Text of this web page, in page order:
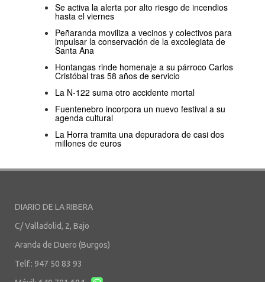
Se activa la alerta por alto riesgo de incendios
hasta el viernes
Peñaranda moviliza a vecinos y colectivos para
impulsar la conservación de la excolegiata de
Santa Ana
Hontangas rinde homenaje a su párroco Carlos
Cristóbal tras 58 años de servicio
La N-122 suma otro accidente mortal
Fuentenebro incorpora un nuevo festival a su
agenda cultural
La Horra tramita una depuradora de casi dos
millones de euros
DIARIO DE LA RIBERA
C/ Valladolid, 2, Bajo
Aranda de Duero (Burgos)
Telf.: 947 50 83 93